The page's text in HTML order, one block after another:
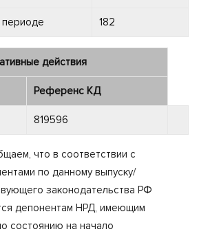
периоде 182
действия
Референс КД
819596
что в соответствии с
по данному выпуску/
законодательства РФ
депонентам НРД, имеющим
состоянию на начало